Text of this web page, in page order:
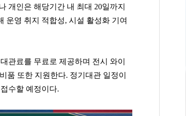
개인은 해당기간 내 최대 20일까지
운영 취지 적합성, 시설 활성화 기여
관료를 무료로 제공하며 전시 와이
품 또한 지원한다. 정기대관 일정이
수할 예정이다.